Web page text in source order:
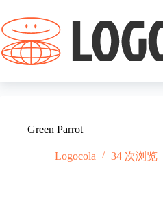
过
内
容
Green Parrot
Logocola 34 次浏览